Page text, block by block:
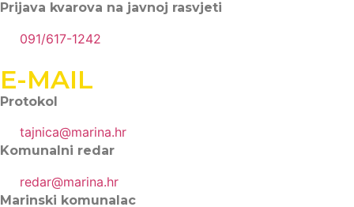
Prijava kvarova na javnoj rasvjeti
091/617-1242
E-MAIL
Protokol
tajnica@marina.hr
Komunalni redar
redar@marina.hr
Marinski komunalac